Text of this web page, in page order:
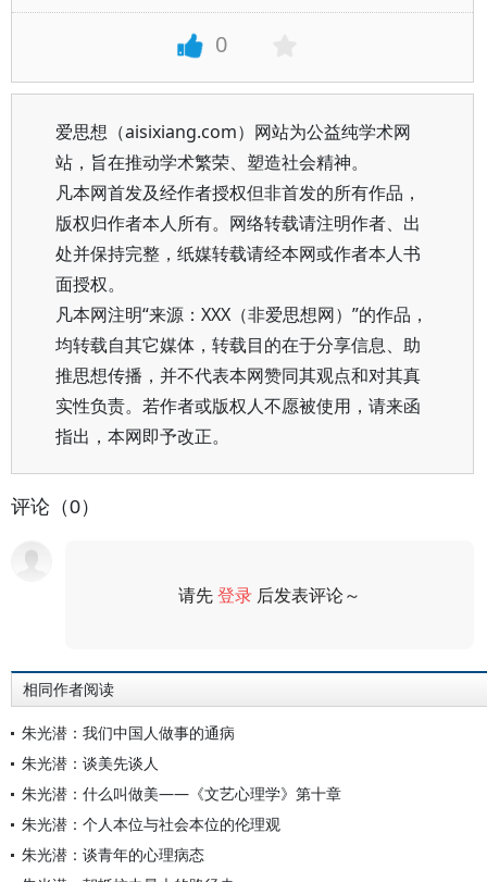
0
爱思想（aisixiang.com）网站为公益纯学术网
站，旨在推动学术繁荣、塑造社会精神。
凡本网首发及经作者授权但非首发的所有作品，
版权归作者本人所有。网络转载请注明作者、出
处并保持完整，纸媒转载请经本网或作者本人书
面授权。
凡本网注明“来源：XXX（非爱思想网）”的作品，
均转载自其它媒体，转载目的在于分享信息、助
推思想传播，并不代表本网赞同其观点和对其真
实性负责。若作者或版权人不愿被使用，请来函
指出，本网即予改正。
评论（0）
请先登录 后发表评论～
相同作者阅读
朱光潜：我们中国人做事的通病
朱光潜：谈美先谈人
朱光潜：什么叫做美——《文艺心理学》第十章
朱光潜：个人本位与社会本位的伦理观
朱光潜：谈青年的心理病态